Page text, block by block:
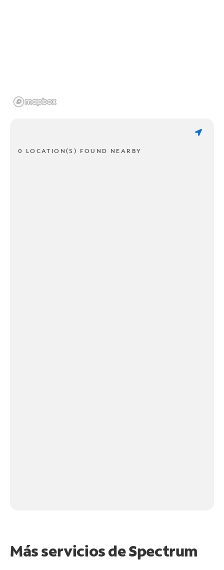
0 LOCATION(S) FOUND NEARBY
Más servicios de Spectrum